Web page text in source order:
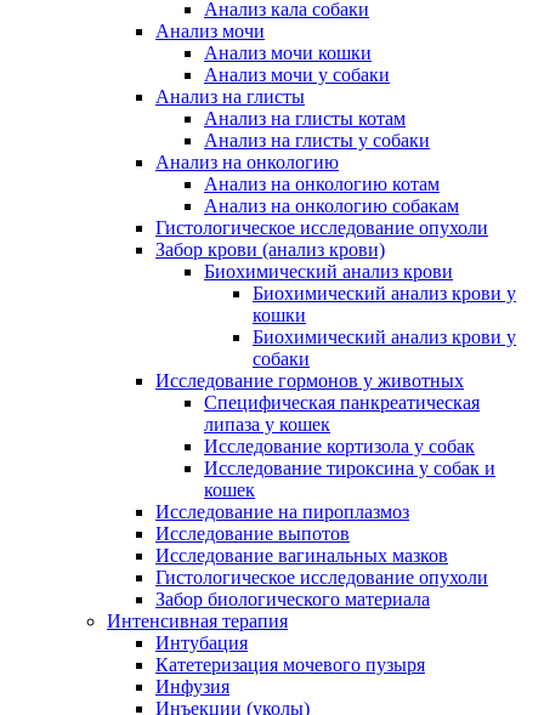
Анализ кала собаки
Анализ мочи
Анализ мочи кошки
Анализ мочи у собаки
Анализ на глисты
Анализ на глисты котам
Анализ на глисты у собаки
Анализ на онкологию
Анализ на онкологию котам
Анализ на онкологию собакам
Гистологическое исследование опухоли
Забор крови (анализ крови)
Биохимический анализ крови
Биохимический анализ крови у
кошки
Биохимический анализ крови у
собаки
Исследование гормонов у животных
Специфическая панкреатическая
липаза у кошек
Исследование кортизола у собак
Исследование тироксина у собак и
кошек
Исследование на пироплазмоз
Исследование выпотов
Исследование вагинальных мазков
Гистологическое исследование опухоли
Забор биологического материала
Интенсивная терапия
Интубация
Катетеризация мочевого пузыря
Инфузия
Инъекции (уколы)